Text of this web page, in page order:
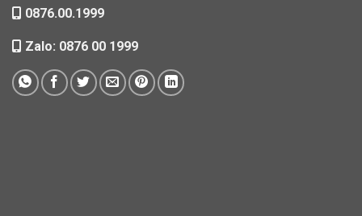
0876.00.1999
Zalo: 0876 00 1999